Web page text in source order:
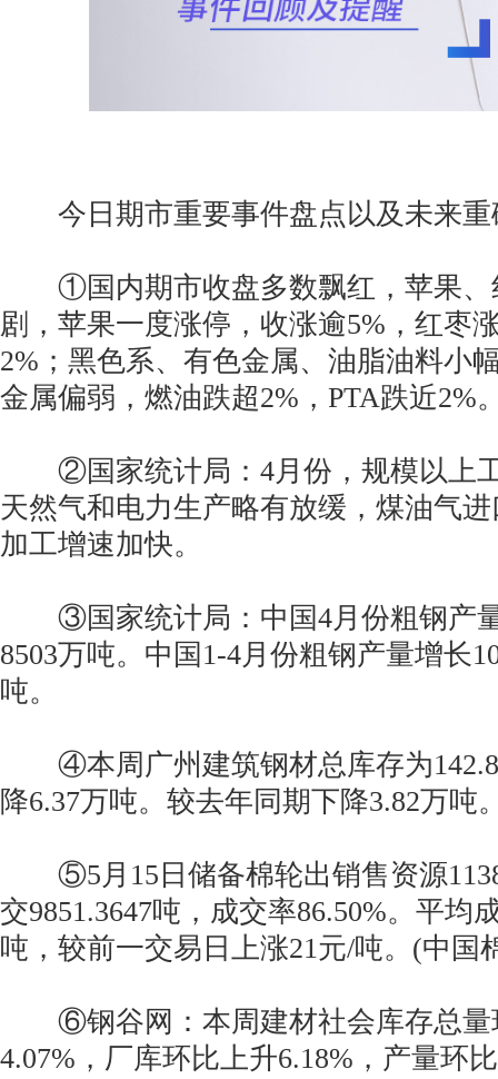
今日期市重要事件盘点以及未来重
①国内期市收盘多数飘红，苹果、
剧，苹果一度涨停，收涨逾5%，红枣
2%；黑色系、有色金属、油脂油料小
金属偏弱，燃油跌超2%，PTA跌近2%
②国家统计局：4月份，规模以上
天然气和电力生产略有放缓，煤油气
加工增速加快。
③国家统计局：中国4月份粗钢产量
8503万吨。中国1-4月份粗钢产量增长
吨。
④本周广州建筑钢材总库存为
降6.37万吨。较去年同期下降3.82万吨
⑤5月15日储备棉轮出销售资源
交9851.3647吨，成交率86.50%。平均
吨，较前一交易日上涨21元/吨。(中国
⑥钢谷网：本周建材社会库存总量
4.07%，厂库环比上升6.18%，产量环